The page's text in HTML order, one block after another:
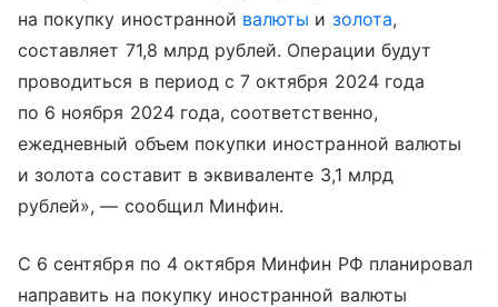
на покупку иностранной валюты и золота,
составляет 71,8 млрд рублей. Операции будут
проводиться в период с 7 октября 2024 года
по 6 ноября 2024 года, соответственно,
ежедневный объем покупки иностранной валюты
и золота составит в эквиваленте 3,1 млрд
рублей», — сообщил Минфин.
С 6 сентября по 4 октября Минфин РФ планировал
направить на покупку иностранной валюты